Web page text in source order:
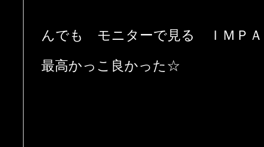
んでも モニターで見る ＩＭＰ
最高かっこ良かった☆